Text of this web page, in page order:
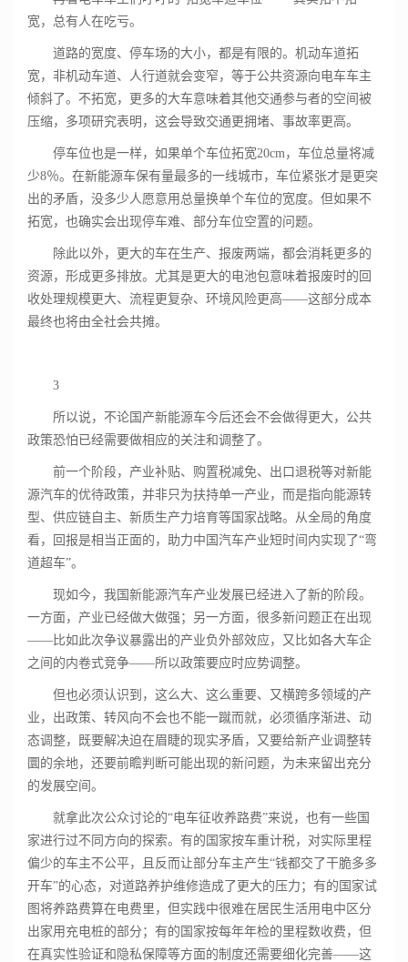
宽，总有人在吃亏。
道路的宽度、停车场的大小，都是有限的。机动车道拓
宽，非机动车道、人行道就会变窄，等于公共资源向电车车主
倾斜了。不拓宽，更多的大车意味着其他交通参与者的空间被
压缩，多项研究表明，这会导致交通更拥堵、事故率更高。
停车位也是一样，如果单个车位拓宽20cm，车位总量将减
少8％。在新能源车保有量最多的一线城市，车位紧张才是更突
出的矛盾，没多少人愿意用总量换单个车位的宽度。但如果不
拓宽，也确实会出现停车难、部分车位空置的问题。
除此以外，更大的车在生产、报废两端，都会消耗更多的
资源，形成更多排放。尤其是更大的电池包意味着报废时的回
收处理规模更大、流程更复杂、环境风险更高——这部分成本
最终也将由全社会共摊。
3
所以说，不论国产新能源车今后还会不会做得更大，公共
政策恐怕已经需要做相应的关注和调整了。
前一个阶段，产业补贴、购置税减免、出口退税等对新能
源汽车的优待政策，并非只为扶持单一产业，而是指向能源转
型、供应链自主、新质生产力培育等国家战略。从全局的角度
看，回报是相当正面的，助力中国汽车产业短时间内实现了“弯
道超车”。
现如今，我国新能源汽车产业发展已经进入了新的阶段。
一方面，产业已经做大做强；另一方面，很多新问题正在出现
——比如此次争议暴露出的产业负外部效应，又比如各大车企
之间的内卷式竞争——所以政策要应时应势调整。
但也必须认识到，这么大、这么重要、又横跨多领域的产
业，出政策、转风向不会也不能一蹴而就，必须循序渐进、动
态调整，既要解决迫在眉睫的现实矛盾，又要给新产业调整转
圜的余地，还要前瞻判断可能出现的新问题，为未来留出充分
的发展空间。
就拿此次公众讨论的“电车征收养路费”来说，也有一些国
家进行过不同方向的探索。有的国家按车重计税，对实际里程
偏少的车主不公平，且反而让部分车主产生“钱都交了干脆多多
开车”的心态，对道路养护维修造成了更大的压力；有的国家试
图将养路费算在电费里，但实践中很难在居民生活用电中区分
出家用充电桩的部分；有的国家按每年年检的里程数收费，但
在真实性验证和隐私保障等方面的制度还需要细化完善——这